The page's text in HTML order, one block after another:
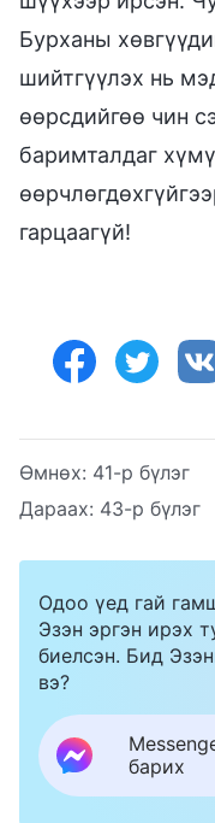
Бурханы
шийтгүүлэх нь
өөрсдийгөө чин
баримталдаг
гарцаагүй!
Өмнөх: 41-р бүлэг
Дараах: 43-р бүлэг
Одоо үед гай
Эзэн эргэн ирэх
биелсэн. Бид
вэ?
барих